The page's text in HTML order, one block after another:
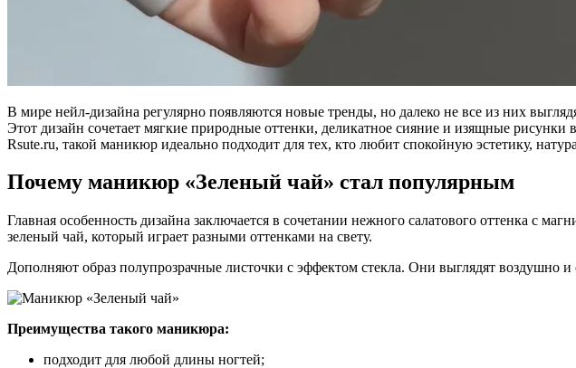
В мире нейл-дизайна регулярно появляются новые тренды, но далеко не все из них
Этот дизайн сочетает мягкие природные оттенки, деликатное сияние и изящные
Rsute.ru, такой маникюр идеально подходит для тех, кто любит спокойную эстетику,
Почему маникюр «Зеленый чай» стал популярным
Главная особенность дизайна заключается в сочетании нежного салатового оттенка с
зеленый чай, который играет разными оттенками на свету.
Дополняют образ полупрозрачные листочки с эффектом стекла. Они выглядят воздушно и
Преимущества такого маникюра:
подходит для любой длины ногтей;